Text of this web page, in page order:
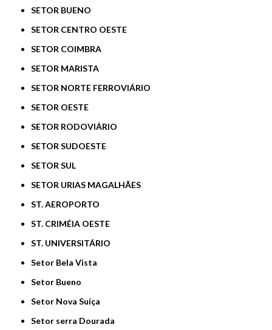
SETOR BUENO
SETOR CENTRO OESTE
SETOR COIMBRA
SETOR MARISTA
SETOR NORTE FERROVIÁRIO
SETOR OESTE
SETOR RODOVIÁRIO
SETOR SUDOESTE
SETOR SUL
SETOR URIAS MAGALHÃES
ST. AEROPORTO
ST. CRIMÉIA OESTE
ST. UNIVERSITÁRIO
Setor Bela Vista
Setor Bueno
Setor Nova Suíça
Setor serra Dourada